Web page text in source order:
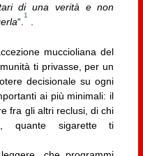
di una verità e non
“.
1
muccioliana del
ti privasse, per un
decisionale su ogni
ai più minimali: il
fra gli altri reclusi, di chi
quante sigarette ti